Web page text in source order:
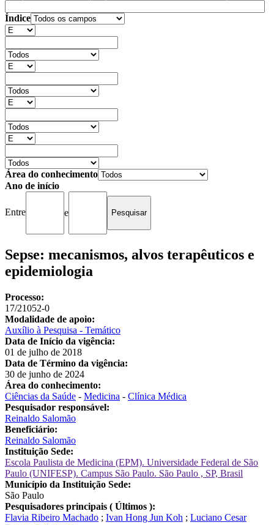
Índice
Área do conhecimento
Ano de início
Entre e
Sepse: mecanismos, alvos terapêuticos e
epidemiologia
Processo:
17/21052-0
Modalidade de apoio:
Auxílio à Pesquisa - Temático
Data de Início da vigência:
01 de julho de 2018
Data de Término da vigência:
30 de junho de 2024
Área do conhecimento:
Ciências da Saúde - Medicina - Clínica Médica
Pesquisador responsável:
Reinaldo Salomão
Beneficiário:
Reinaldo Salomão
Instituição Sede:
Escola Paulista de Medicina (EPM). Universidade Federal de São
Paulo (UNIFESP). Campus São Paulo. São Paulo , SP, Brasil
Município da Instituição Sede:
São Paulo
Pesquisadores principais ( Últimos ):
Flavia Ribeiro Machado ; Ivan Hong Jun Koh ; Luciano Cesar